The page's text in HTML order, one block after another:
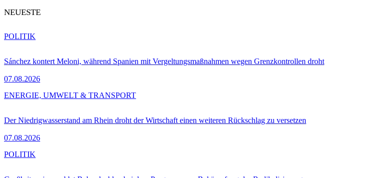
NEUESTE
Sánchez kontert Meloni, während Spanien mit Vergeltungsmaßnahmen wegen Grenzkontrollen droht
07.08.2026
POLITIK
Der Niedrigwasserstand am Rhein droht der Wirtschaft einen weiteren Rückschlag zu versetzen
07.08.2026
ENERGIE, UMWELT & TRANSPORT
POLITIK